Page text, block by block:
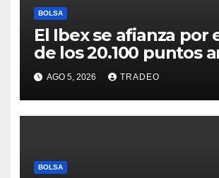
BOLSA
El Ibex se afianza por
de los 20.100 puntos
esperanzas sobre
AGO 5, 2026 TRADEO
BOLSA